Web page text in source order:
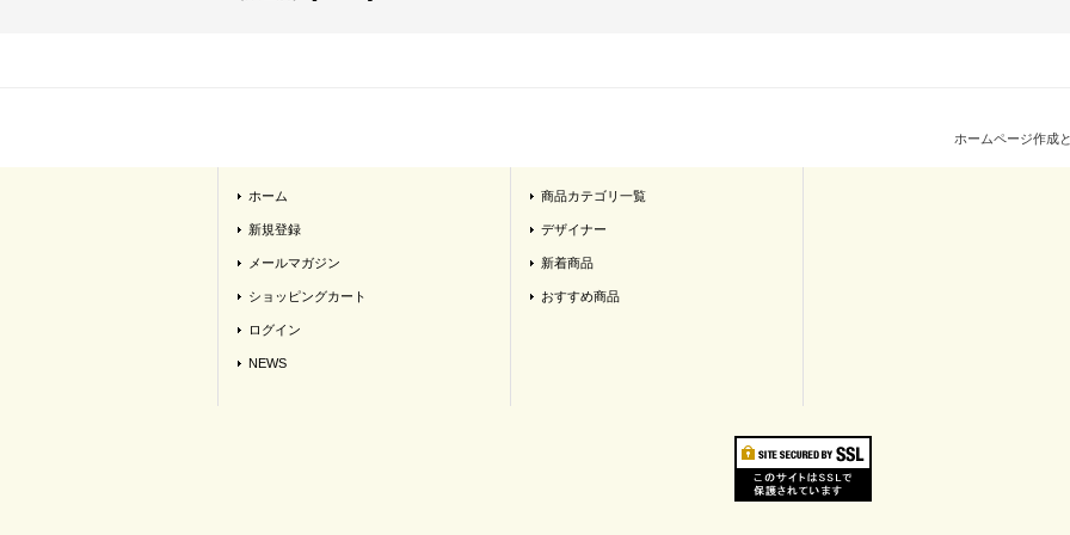
ホームページ作成
ホーム
新規登録
メールマガジン
ショッピングカート
ログイン
NEWS
商品カテゴリ一覧
デザイナー
新着商品
おすすめ商品